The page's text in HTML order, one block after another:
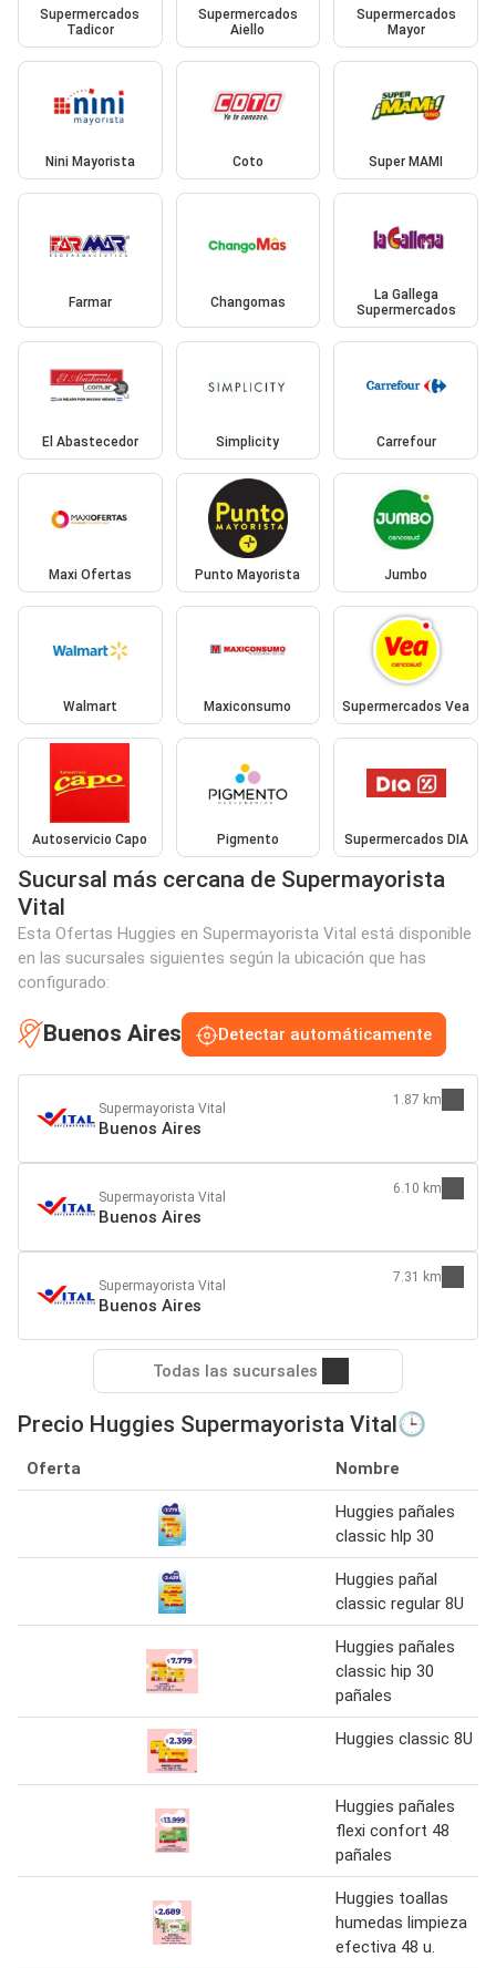
Supermercados
Tadicor
Supermercados
Aiello
Supermercados
Mayor
Nini Mayorista Coto Super MAMI
Farmar Changomas
La Gallega
Supermercados
El Abastecedor Simplicity Carrefour
Maxi Ofertas Punto Mayorista Jumbo
Walmart Maxiconsumo Supermercados Vea
Autoservicio Capo Pigmento Supermercados DIA
Sucursal más cercana de Supermayorista
Vital
Esta Ofertas Huggies en Supermayorista Vital está disponible
en las sucursales siguientes según la ubicación que has
configurado:
Buenos Aires Detectar automáticamente
Supermayorista Vital
Buenos Aires
1.87 km
Supermayorista Vital
Buenos Aires
6.10 km
Supermayorista Vital
Buenos Aires
7.31 km
Todas las sucursales
Precio Huggies Supermayorista Vital🕒
Oferta Nombre
Huggies pañales
classic hlp 30
Huggies pañal
classic regular 8U
Huggies pañales
classic hip 30
pañales
Huggies classic 8U
Huggies pañales
flexi confort 48
pañales
Huggies toallas
humedas limpieza
efectiva 48 u.